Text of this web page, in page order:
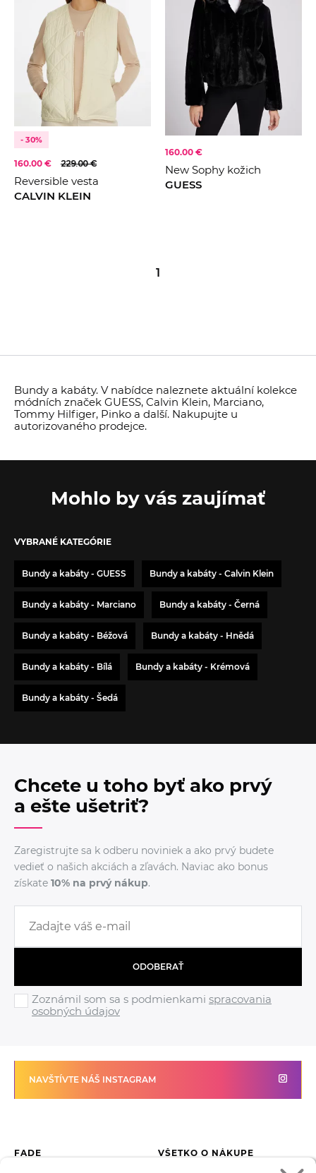
- 30%
160.00 € 229.00 €
Reversible vesta
CALVIN KLEIN
160.00 €
New Sophy kožich
GUESS
1
Bundy a kabáty. V nabídce naleznete aktuální kolekce
módních značek GUESS, Calvin Klein, Marciano,
Tommy Hilfiger, Pinko a další. Nakupujte u
autorizovaného prodejce.
Mohlo by vás zaujímať
VYBRANÉ KATEGÓRIE
Bundy a kabáty - GUESS Bundy a kabáty - Calvin Klein
Bundy a kabáty - Marciano Bundy a kabáty - Černá
Bundy a kabáty - Béžová Bundy a kabáty - Hnědá
Bundy a kabáty - Bílá Bundy a kabáty - Krémová
Bundy a kabáty - Šedá
Chcete u toho byť ako prvý
a ešte ušetriť?
Zaregistrujte sa k odberu noviniek a ako prvý budete
vedieť o našich akciách a zľavách. Naviac ako bonus
získate 10% na prvý nákup.
ODOBERAŤ
Zoznámil som sa s podmienkami spracovania
osobných údajov
NAVŠTÍVTE NÁŠ INSTAGRAM
FADE
VŠETKO O NÁKUPE